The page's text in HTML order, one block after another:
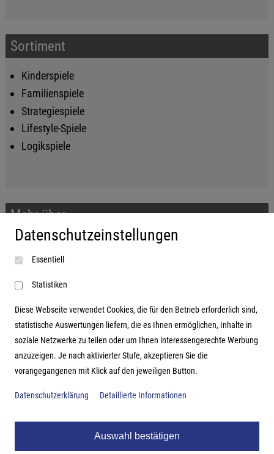
Sortiment
Kinderspiele
Familienspiele
Strategiespiele
Lifestyle-Spiele
Logikspiele
Mehr über...
Impressum
AGB
Datenschutzerklärung
Adresse
Hutter Trade GmbH + Co KG
Bgm.-Landmann-Platz 1-5
Datenschutzeinstellungen
Essentiell
Statistiken
Diese Webseite verwendet Cookies, die für den Betrieb erforderlich sind,
statistische Auswertungen liefern, die es Ihnen ermöglichen, Inhalte in
soziale Netzwerke zu teilen oder um Ihnen interessengerechte Werbung
anzuzeigen. Je nach aktivierter Stufe, akzeptieren Sie die
vorangegangenen mit Klick auf den jeweiligen Button.
Datenschutzerklärung Detaillierte Informationen
Auswahl bestätigen